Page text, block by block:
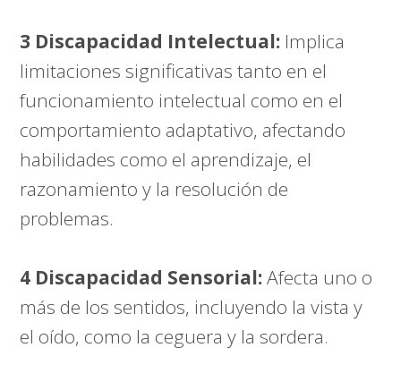
3 Discapacidad Intelectual: Implica
limitaciones significativas tanto en el
funcionamiento intelectual como en el
comportamiento adaptativo, afectando
habilidades como el aprendizaje, el
razonamiento y la resolución de
problemas.
4 Discapacidad Sensorial:Afecta uno o
más de los sentidos, incluyendo la vista y
el oído, como la ceguera y la sordera.